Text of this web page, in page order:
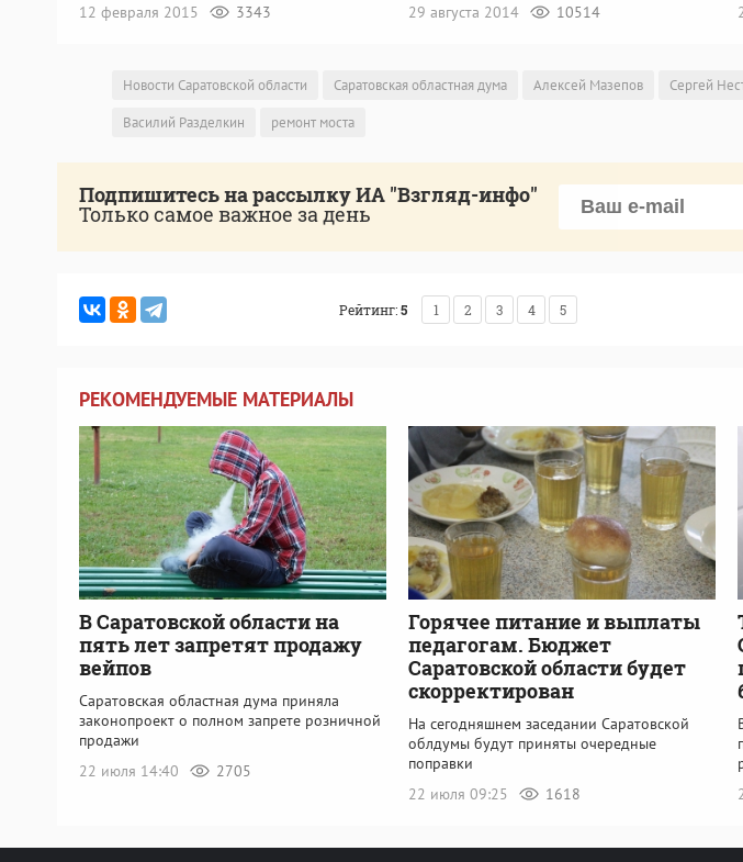
12 февраля 2015
3343
29 августа 2014
10514
Новости Саратовской области Саратовская областная дума Алексей Мазепов
Сергей
Василий Разделкин
ремонт моста
Подпишитесь на рассылку ИА "Взгляд-инфо"
Только самое важное за день
Рейтинг:5 1 2 3 4 5
РЕКОМЕНДУЕМЫЕ МАТЕРИАЛЫ
В Саратовской области на
пять лет запретят продажу
вейпов
Саратовская областная дума приняла
законопроект о полном запрете розничной
продажи
22 июля 14:40
2705
Горячее питание и выплаты
педагогам. Бюджет
Саратовской области будет
скорректирован
На сегодняшнем заседании Саратовской
облдумы будут приняты очередные
поправки
22 июля 09:25
1618